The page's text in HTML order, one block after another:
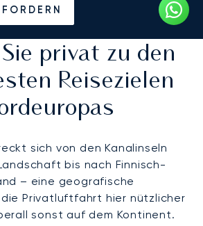
privat zu den
Reisezielen
sich von den Kanalinseln
bis nach Finnisch-
– eine geografische
Privatluftfahrt hier nützlicher
sonst auf dem Kontinent.